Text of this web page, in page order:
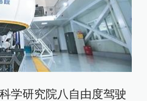
学研究院八自由度驾驶